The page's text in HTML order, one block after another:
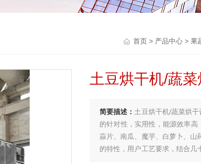
首页 > 产品中心 > 果
土豆烘干机/蔬
简要描述： 土豆烘干机/蔬菜烘
的针对性，实用性，能源效率高
蒜片、南瓜、魔芋、白萝卜、山
的特性，用户工艺要求，结合